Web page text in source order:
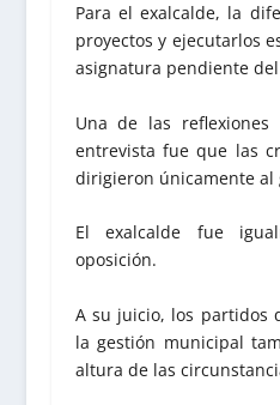
Para el exalcalde, la
proyectos y ejecutarlos
asignatura pendiente
Una de las
entrevista fue que las
dirigieron únicamente
El exalcalde fue
oposición.
A su juicio, los partidos
la gestión municipal
altura de las